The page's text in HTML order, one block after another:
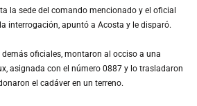
la sede del comando mencionado y el oficial
interrogación, apuntó a Acosta y le disparó.
demás oficiales, montaron al occiso a una
asignada con el número 0887 y lo trasladaron
el cadáver en un terreno.